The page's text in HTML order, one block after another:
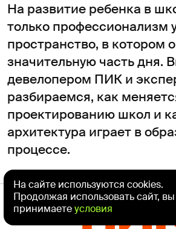
На развитие ребенка в
только профессионализм
пространство, в котором
значительную часть дня.
девелопером ПИК и
разбираемся, как
проектированию школ и
архитектура играет в
процессе.
РЕКЛАМА / ПАРТНЕРСКИЙ
На сайте используются cookies.
Продолжая использовать сайт, вы
принимаетеусловия